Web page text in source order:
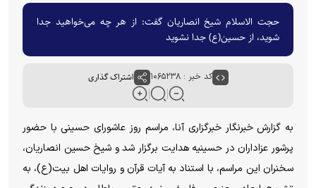
حجت الاسلام شیخ انصاریان گفت: از هر چه می‌خواهید جدا
شوید، از حسین(ع) جدا نشوید
کد خبر : ۱۰۶۵۲۳۸ اشتراک گذاری
به گزارش خبرنگار خبرگزاری آنا، مراسم روز عاشورای حسینی با حضور
پرشور عزاداران در حسینیه هدایت برگزار شد و شیخ حسین انصاریان،
سخنران این مراسم، با استناد به آیات قرآن و روایات اهل بیت(ع)، به